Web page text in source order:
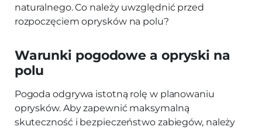
naturalnego. Co należy uwzględnić przed
rozpoczęciem oprysków na polu?
Warunki pogodowe a opryski na
polu
Pogoda odgrywa istotną rolę w planowaniu
oprysków. Aby zapewnić maksymalną
skuteczność i bezpieczeństwo zabiegów, należy